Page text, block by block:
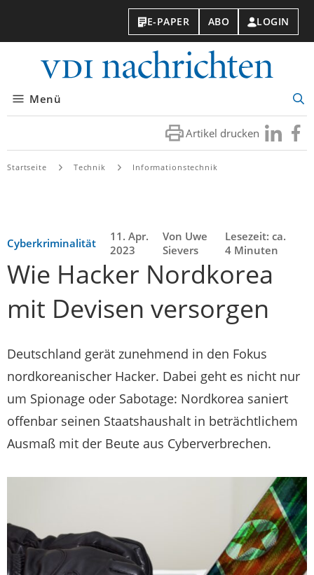
E-PAPER ABO LOGIN
Menü
Artikel drucken Besuchen
Sie
Sie
Startseite Technik Informationstechnik
Cyberkriminalität
11. Apr.
2023
Von Uwe
Sievers
Lesezeit: ca.
4 Minuten
Wie Hacker Nordkorea
mit Devisen versorgen
Deutschland gerät zunehmend in den Fokus
nordkoreanischer Hacker. Dabei geht es nicht nur
um Spionage oder Sabotage: Nordkorea saniert
offenbar seinen Staatshaushalt in beträchtlichem
Ausmaß mit der Beute aus Cyberverbrechen.